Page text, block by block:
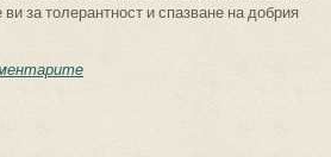
за толерантност и спазване на добрия